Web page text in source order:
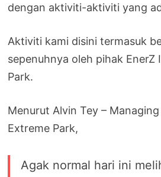
dengan aktiviti-aktiviti yang
Aktiviti kami disini termasuk
sepenuhnya oleh pihak EnerZ
Park.
Menurut Alvin Tey –
Extreme Park,
Agak normal hari ini